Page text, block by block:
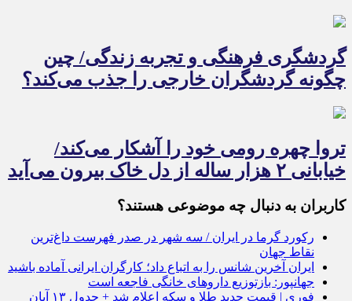
گردشگری فرهنگی و تجربه زندگی/ چین
چگونه گردشگران خارجی را جذب می‌کند؟
تروا چهره رومی خود را آشکار می‌کند/
خیابانی ۲ هزار ساله از دل خاک بیرون می‌آید
کاربران به دنبال چه موضوعی هستند؟
رکورد گرما در ایران / سه شهر در صدر فهرست داغ‌ترین
نقاط جهان
ایران آخرین شانس را به اتباع داد؛ کارگران ایرانی آماده باشید
جهانپور: بازتوزیع داروهای خانگی فاجعه‌ است
فوری | قیمت جدید طلا و سکه اعلام شد + جدول ۱۳ آبان